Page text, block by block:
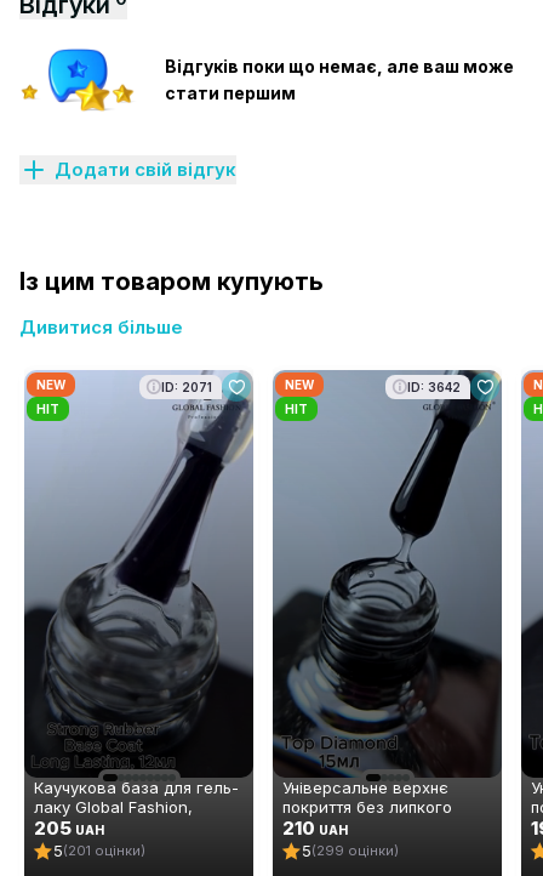
Відгуків поки що немає, але ваш може
стати першим
Додати свій відгук
Із цим товаром купують
Дивитися більше
NEW
HIT
ID: 2071
Каучукова база для гель-
лаку Global Fashion,
Strong Long Lasting Base
Coat, 12 мл
205 UAH
5(201 оцінки)
NEW
HIT
ID: 3642
Універсальне верхнє
покриття без липкого
шару Global Fashion TOP-
Diamond 15 мл (топ/фініш)
210 UAH
5(299 оцінки)